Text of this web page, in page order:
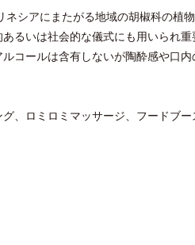
シアにまたがる地域の胡椒科の植
るいは社会的な儀式にも用いられ
コールは含有しないが陶酔感や口内
、ロミロミマッサージ、フードブ